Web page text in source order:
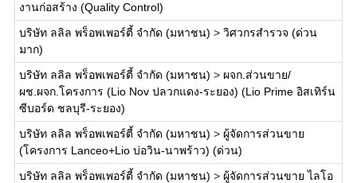
งานก่อสร้าง (Quality Control)
บริษัท ลลิล พร็อพเพอร์ตี้ จำกัด (มหาชน) > วิศวกรสำรวจ (ด่วน
มาก)
บริษัท ลลิล พร็อพเพอร์ตี้ จำกัด (มหาชน) > ผจก.ส่วนขาย/
ผช.ผจก.โครงการ (Lio Nov ปลวกแดง-ระยอง) (Lio Prime อิสเทิร์น
ซีบอร์ด ชลบุรี-ระยอง)
บริษัท ลลิล พร็อพเพอร์ตี้ จำกัด (มหาชน) > ผู้จัดการส่วนขาย
(โครงการ Lanceo+Lio บ่อวิน-นาพร้าว) (ด่วน)
บริษัท ลลิล พร็อพเพอร์ตี้ จำกัด (มหาชน) > ผู้จัดการส่วนขาย ไลโอ